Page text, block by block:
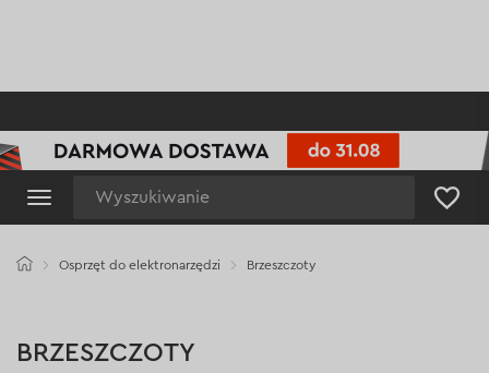
Osprzęt do elektronarzędzi Brzeszczoty
BRZESZCZOTY